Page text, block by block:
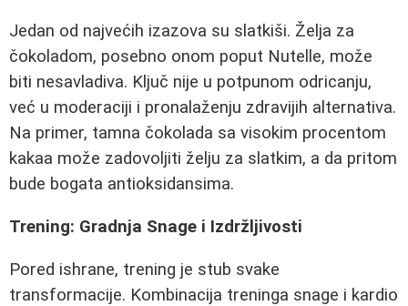
Jedan od najvećih izazova su slatkiši. Želja za
čokoladom, posebno onom poput Nutelle, može
biti nesavladiva. Ključ nije u potpunom odricanju,
već u moderaciji i pronalaženju zdravijih alternativa.
Na primer, tamna čokolada sa visokim procentom
kakaa može zadovoljiti želju za slatkim, a da pritom
bude bogata antioksidansima.
Trening: Gradnja Snage i Izdržljivosti
Pored ishrane, trening je stub svake
transformacije. Kombinacija treninga snage i kardio